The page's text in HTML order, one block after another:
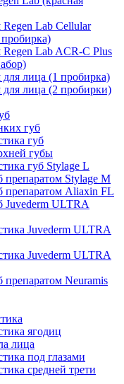
Lab Cellular
Regen Lab ACR-C Plus
лица (1 пробирка)
для лица (2 пробирки)
губ
губ
губы
губ Stylage L
препаратом Stylage M
препаратом Aliaxin FL
Juvederm ULTRA
Juvederm ULTRA
Juvederm ULTRA
препаратом Neuramis
ягодиц
лица
под глазами
средней трети